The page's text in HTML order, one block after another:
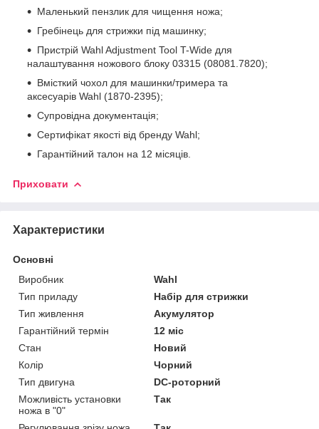
Маленький пензлик для чищення ножа;
Гребінець для стрижки під машинку;
Пристрій Wahl Adjustment Tool T-Wide для
налаштування ножового блоку 03315 (08081.7820);
Вмісткий чохол для машинки/тримера та
аксесуарів Wahl (1870-2395);
Супровідна документація;
Сертифікат якості від бренду Wahl;
Гарантійний талон на 12 місяців.
Приховати
Характеристики
Основні
Виробник
Wahl
Тип приладу
Набір для стрижки
Тип живлення
Акумулятор
Гарантійний термін
12 міс
Стан
Новий
Колір
Чорний
Тип двигуна
DC-роторний
Можливість установки
ножа в "0"
Так